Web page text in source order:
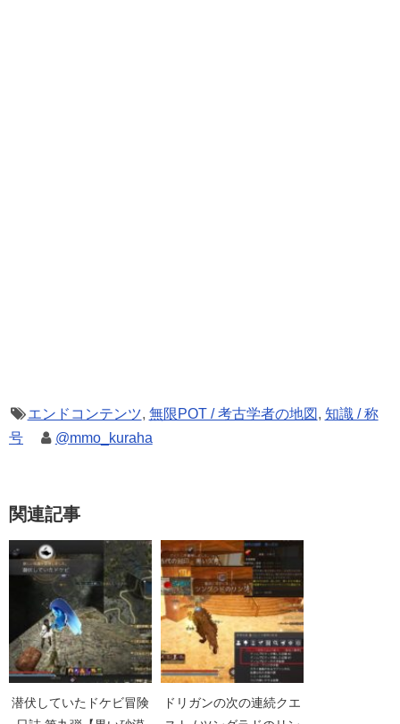
エンドコンテンツ, 無限POT / 考古学者の地図 , 知識 / 称
号
@mmo_kuraha
関連記事
潜伏していたドケビ冒険
ドリガンの次の連続クエ